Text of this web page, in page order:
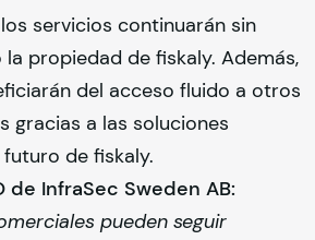
servicios continuarán sin
la propiedad de fiskaly. Además,
del acceso fluido a otros
gracias a las soluciones
futuro de fiskaly.
de InfraSec Sweden AB:
pueden seguir